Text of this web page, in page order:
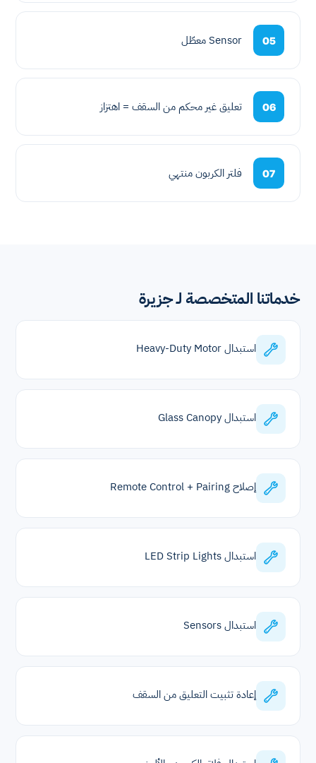
05 Sensor معطّل
06 تعليق غير محكم من السقف = اهتزاز
07 فلتر الكربون منتهي
خدماتنا المتخصصة لـ جزيرة
استبدال Heavy-Duty Motor
استبدال Glass Canopy
إصلاح Remote Control + Pairing
استبدال LED Strip Lights
استبدال Sensors
إعادة تثبيت التعليق من السقف